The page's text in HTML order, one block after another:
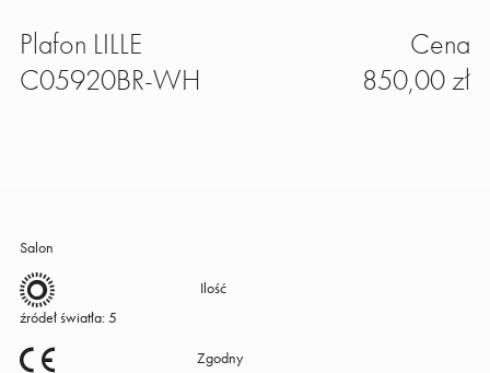
Plafon LILLE
C05920BR-WH
Salon
Ilość
źródeł światła: 5
Zgodny
Cena
850,00 zł